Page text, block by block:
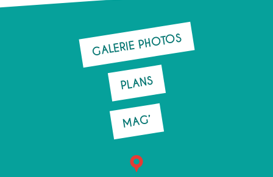
GALERIE PHOTOS
PLANS
MAG’